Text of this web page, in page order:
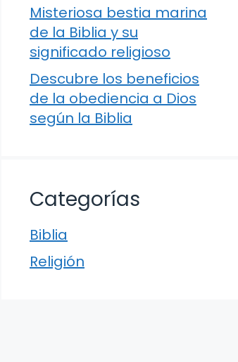
Misteriosa bestia marina
de la Biblia y su
significado religioso
Descubre los beneficios
de la obediencia a Dios
según la Biblia
Categorías
Biblia
Religión